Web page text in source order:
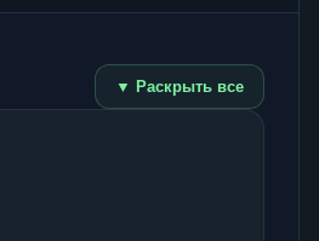
▼ Раскрыть все